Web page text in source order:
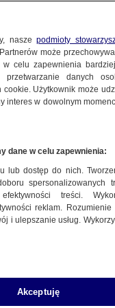
naszepodmioty
może
celu zapewnienia
danych
Użytkownik może
interes w dowolnym
dane w celu zapewnienia:
lub dostęp do nich.
spersonalizowanych
treści.
reklam.
i ulepszanie usług.
Akceptuję